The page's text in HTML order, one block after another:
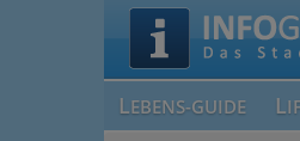
LEBENS-GUIDE L